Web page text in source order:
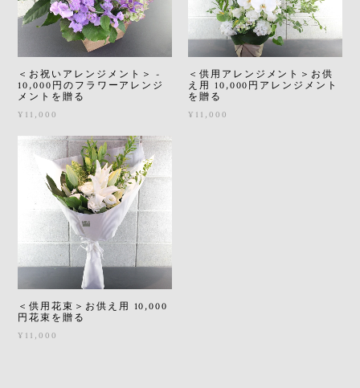
＜お祝いアレンジメント＞ -
10,000円のフラワーアレンジ
メントを贈る
¥11,000
＜供用アレンジメント＞お供
え用 10,000円アレンジメント
を贈る
¥11,000
＜供用花束＞お供え用 10,000
円花束を贈る
¥11,000